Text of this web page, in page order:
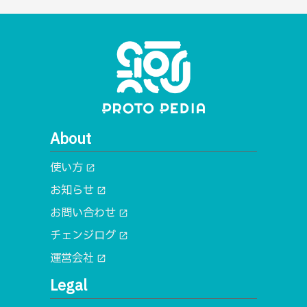
About
使い方 open_in_new
お知らせ open_in_new
お問い合わせ open_in_new
チェンジログ open_in_new
運営会社 open_in_new
Legal